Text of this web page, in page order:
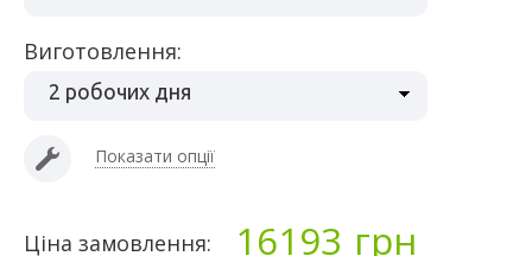
Виготовлення:
2 робочих дня
Показати опції
Ціна замовлення: 16193 грн